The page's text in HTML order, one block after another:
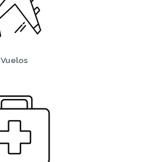
Vuelos